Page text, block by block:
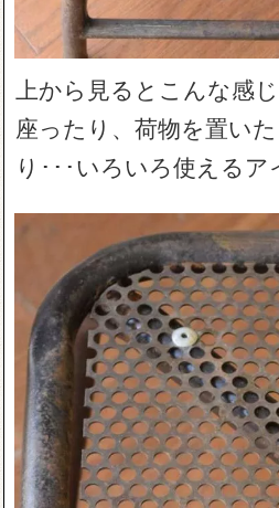
上から見るとこんな感
座ったり、荷物を置い
り･･･いろいろ使えるア